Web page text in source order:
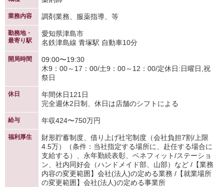
業務内容 調剤業務、服薬指導、等
勤務地・
最寄り駅
愛知県津島市
名鉄津島線 青塚駅 自動車10分
開局時間
09:00〜19:30
木9：00～17：00/土9：00～12：00/定休日:日曜日,祝
祭日
休日
年間休日121日
完全週休2日制、休日は店舗のシフトによる
給与 年収424〜750万円
福利厚生
財形貯蓄制度、借り上げ社宅制度（会社負担7割/上限
4.5万）（条件：当社指定する場所に、赴任する場合に
支給する）、永年勤続表彰、ベネフィット/ステーショ
ン、社内同好会（ハンドメイド部、山部）など /【業務
内容の変更範囲】会社(法人)の定める業務 /【就業場所
の変更範囲】会社(法人)の定める事業所